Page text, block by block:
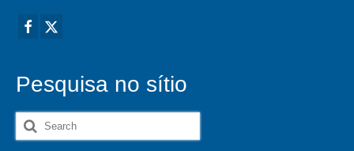
Pesquisa no sítio
Search